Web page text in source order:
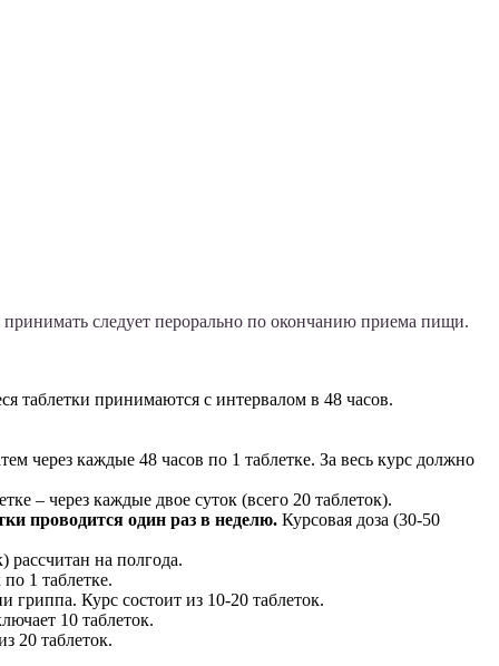
принимать следует перорально по окончанию приема пищи.
таблетки принимаются с интервалом в 48 часов.
через каждые 48 часов по 1 таблетке. За весь курс должно
– через каждые двое суток (всего 20 таблеток).
проводится один раз в неделю. Курсовая доза (30-50
рассчитан на полгода.
1 таблетке.
Курс состоит из 10-20 таблеток.
10 таблеток.
20 таблеток.